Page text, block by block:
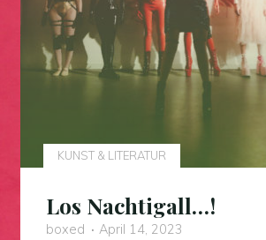
KUNST & LITERATUR
Los Nachtigall…!
boxed
April 14, 2023